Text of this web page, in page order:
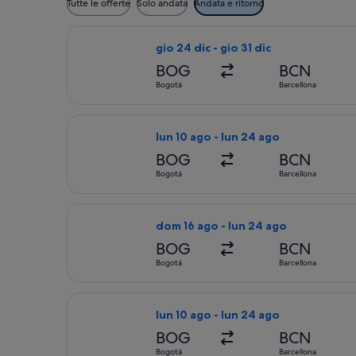
Tutte le offerte Solo andata Andata e ritorno
gio 24 dic - gio 31 dic
BOG
Bogotá
BCN
Barcellona
lun 10 ago - lun 24 ago
BOG
Bogotá
BCN
Barcellona
dom 16 ago - lun 24 ago
BOG
Bogotá
BCN
Barcellona
lun 10 ago - lun 24 ago
BOG
Bogotá
BCN
Barcellona